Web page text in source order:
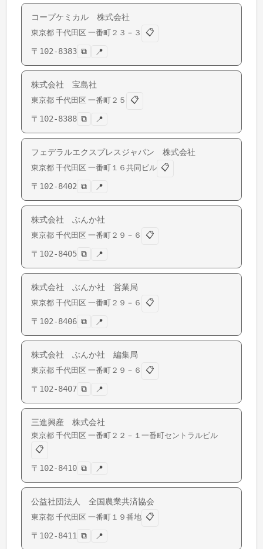
コープケミカル 株式会社
東京都 千代田区 一番町 ２３－３
📋
〒 102-8383 ⧉ 📍
株式会社 宝島社
東京都 千代田区 一番町 ２５
📋
〒 102-8388 ⧉ 📍
フェデラルエクスプレスジャパン 株式会社
東京都 千代田区 一番町 １６共同ビル 📋
〒 102-8402 ⧉ 📍
株式会社 ぶんか社
東京都 千代田区 一番町 ２９－６
📋
〒 102-8405 ⧉ 📍
株式会社 ぶんか社 営業局
東京都 千代田区 一番町 ２９－６
📋
〒 102-8406 ⧉ 📍
株式会社 ぶんか社 編集局
東京都 千代田区 一番町 ２９－６
📋
〒 102-8407 ⧉ 📍
三進興産 株式会社
東京都 千代田区 一番町 ２２－１一番町セントラルビル
📋
〒 102-8410 ⧉ 📍
公益社団法人 全国農業共済協会
東京都 千代田区 一番町 １９番地 📋
〒 102-8411 ⧉ 📍